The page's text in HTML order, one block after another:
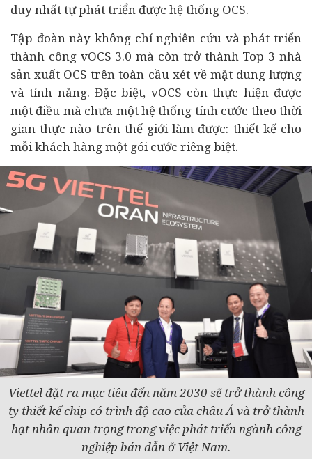
duy nhất tự phát triển được hệ thống OCS.
Tập đoàn này không chỉ nghiên cứu và phát triển
thành công vOCS 3.0 mà còn trở thành Top 3 nhà
sản xuất OCS trên toàn cầu xét về mặt dung lượng
và tính năng. Đặc biệt, vOCS còn thực hiện được
một điều mà chưa một hệ thống tính cước theo thời
gian thực nào trên thế giới làm được: thiết kế cho
mỗi khách hàng một gói cước riêng biệt.
Viettel đặt ra mục tiêu đến năm 2030 sẽ trở thành công
ty thiết kế chip có trình độ cao của châu Á và trở thành
hạt nhân quan trọng trong việc phát triển ngành công
nghiệp bán dẫn ở Việt Nam.